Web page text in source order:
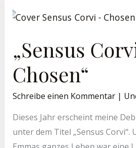
„Sensus
Chosen“
Schreibe einen Kommentar |
Dieses Jahr erscheint meine
unter dem Titel „Sensus Corvi“.
–
Chosen“